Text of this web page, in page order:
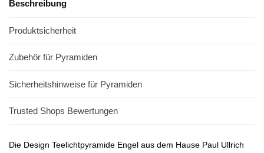
Beschreibung
Produktsicherheit
Zubehör für Pyramiden
Sicherheitshinweise für Pyramiden
Trusted Shops Bewertungen
Die Design Teelichtpyramide Engel aus dem Hause Paul Ullrich